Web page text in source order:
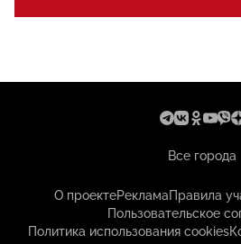
Все города
О проектеРекламаПравила
Пользовательское
Политика использования cookies